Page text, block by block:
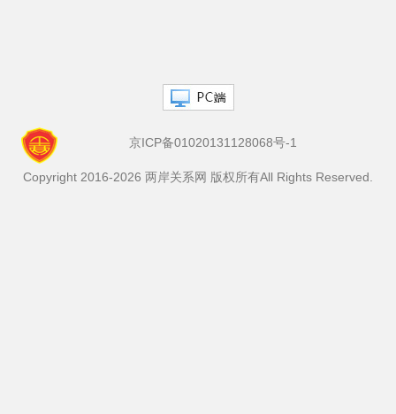
京ICP备01020131128068号-1
Copyright 2016-2026 两岸关系网 版权所有All Rights Reserved.